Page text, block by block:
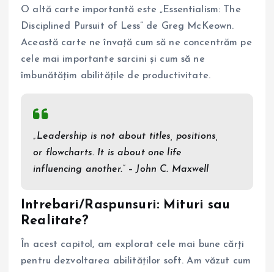
O altă carte importantă este „Essentialism: The
Disciplined Pursuit of Less” de Greg McKeown.
Această carte ne învață cum să ne concentrăm pe
cele mai importante sarcini și cum să ne
îmbunătățim abilitățile de productivitate.
„Leadership is not about titles, positions,
or flowcharts. It is about one life
influencing another.” – John C. Maxwell
Intrebari/Raspunsuri: Mituri sau
Realitate?
În acest capitol, am explorat cele mai bune cărți
pentru dezvoltarea abilităților soft. Am văzut cum